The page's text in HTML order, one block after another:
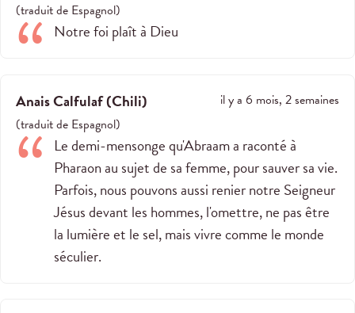
(traduit de Espagnol)
Notre foi plaît à Dieu
Anais Calfulaf(Chili)
il y a 6 mois, 2 semaines
(traduit de Espagnol)
Le demi-mensonge qu'Abraam a raconté à
Pharaon au sujet de sa femme, pour sauver sa vie.
Parfois, nous pouvons aussi renier notre Seigneur
Jésus devant les hommes, l'omettre, ne pas être
la lumière et le sel, mais vivre comme le monde
séculier.